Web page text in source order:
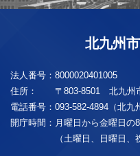
北九州
法人番号： 8000020401005
住所：
〒803-8501 北九州
電話番号： 093-582-4894（北九
開庁時間： 月曜日から金曜日の
（土曜日、日曜日、